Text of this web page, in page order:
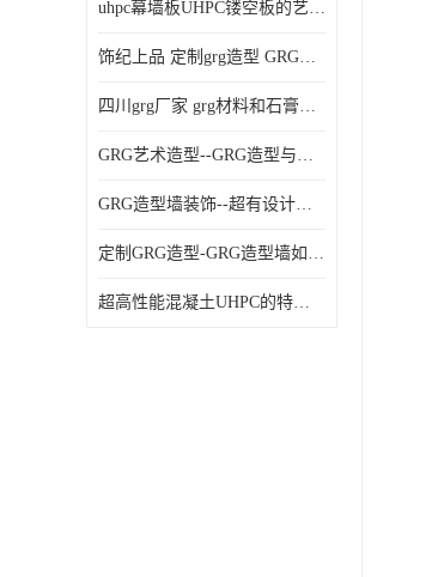
uhpc幕墙板UHPC镂空板的艺术：UHPC材质的革新力量
饰纪上品 定制grg造型 GRG吊材料特性与厚度
四川grg厂家 grg材料和石膏的区别
GRG艺术造型--GRG造型与会展中心装饰空间的**碰撞
GRG造型墙装饰--超有设计感的网红打卡餐厅GRG造型墙面
定制GRG造型-GRG造型墙如何上颜色
超高性能混凝土UHPC的特点和UHPC技术要求